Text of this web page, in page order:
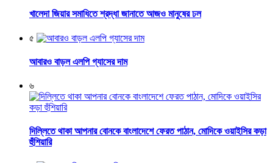
খালেদা জিয়ার সমাধিতে শ্রদ্ধা জানাতে আজও মানুষের ঢল
৫
আবারও বাড়ল এলপি গ্যাসের দাম
৬
দিল্লিতে থাকা আপনার বোনকে বাংলাদেশে ফেরত পাঠান, মোদিকে ওয়াইসির কড়া
হুঁশিয়ারি